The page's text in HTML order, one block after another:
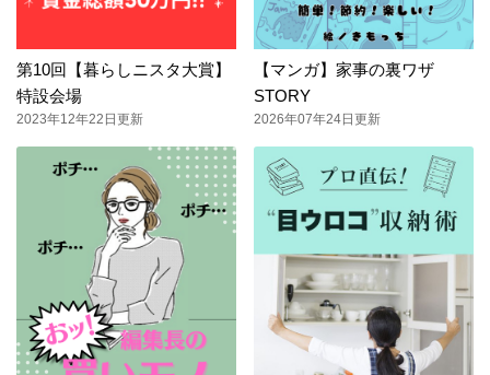
第10回【暮らしニスタ大賞】
特設会場
2023年12年22日更新
【マンガ】家事の裏ワザ
STORY
2026年07年24日更新